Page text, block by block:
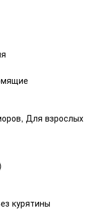
, Для взрослых
курятины